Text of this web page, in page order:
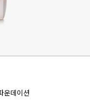
운데이션